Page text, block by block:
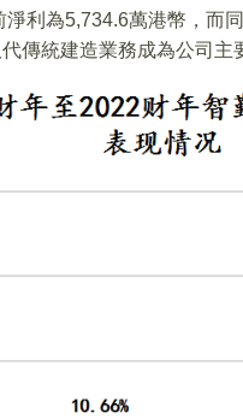
利為5,734.6萬港幣，而
傳統建造業務成為公司主